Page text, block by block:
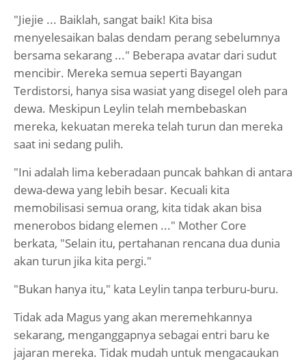
"Jiejie ... Baiklah, sangat baik! Kita bisa
menyelesaikan balas dendam perang sebelumnya
bersama sekarang ..." Beberapa avatar dari sudut
mencibir. Mereka semua seperti Bayangan
Terdistorsi, hanya sisa wasiat yang disegel oleh para
dewa. Meskipun Leylin telah membebaskan
mereka, kekuatan mereka telah turun dan mereka
saat ini sedang pulih.
"Ini adalah lima keberadaan puncak bahkan di antara
dewa-dewa yang lebih besar. Kecuali kita
memobilisasi semua orang, kita tidak akan bisa
menerobos bidang elemen ..." Mother Core
berkata, "Selain itu, pertahanan rencana dua dunia
akan turun jika kita pergi."
"Bukan hanya itu," kata Leylin tanpa terburu-buru.
Tidak ada Magus yang akan meremehkannya
sekarang, menganggapnya sebagai entri baru ke
jajaran mereka. Tidak mudah untuk mengacaukan